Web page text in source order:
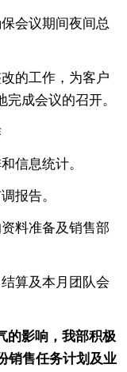
会议期间夜间总
的工作，为客户
成会议的召开。
信息统计。
报告。
料准备及销售部
算及本月团队会
的影响，我部积极
销售任务计划及业